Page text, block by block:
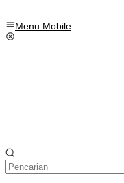
Menu Mobile